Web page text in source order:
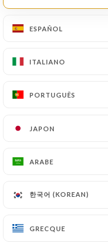
ESPAÑOL
ITALIANO
PORTUGUÊS
JAPON
ARABE
한국어 (KOREAN)
GRECQUE
Galerie
ESPAÑOL
ITALIANO
PORTUGUÊS
JAPON
ARABE
한국어 (KOREAN)
GRECQUE